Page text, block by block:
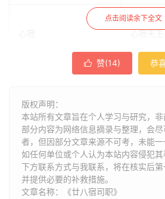
箕宿 箕宿天
点击阅读余下全文
 赞(14) 恭
版权声明：
本站所有文章旨在个人学习与研究，非
部分内容为网络信息摘录与整理，会
者，但因部分文章来源不可考，未能一
如任何单位或个人认为本站内容侵犯
下方联系方式与我联系​​，将在核实后
并提供必要的补救措施。
文章名称：《廿八宿司职》